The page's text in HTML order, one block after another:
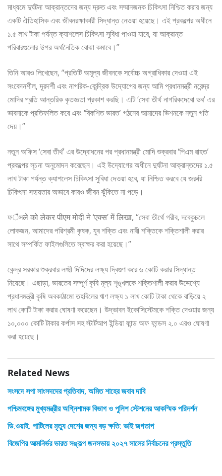
মাধ্যমে দুর্ঘটনা আক্রান্তদের জন্য দ্রুত এবং সম্মানজনক চিকিৎসা নিশ্চিত করার জন্য
একটি ঐতিহাসিক এবং জীবনরক্ষাকারী সিদ্ধান্ত নেওয়া হয়েছে। এই প্রকল্পের অধীনে
১.৫ লাখ টাকা পর্যন্ত ক্যাশলেস চিকিৎসা সুবিধা পাওয়া যাবে, যা আক্রান্ত
পরিবারগুলোর উপর অর্থনৈতিক বোঝা কমাবে।”
তিনি আরও লিখেছেন, “প্রতিটি অমূল্য জীবনকে সর্বোচ্চ অগ্রাধিকার দেওয়া এই
সংবেদনশীল, দূরদর্শী এবং নাগরিক-কেন্দ্রিক উদ্যোগের জন্য আমি প্রধানমন্ত্রী নরেন্দ্র
মোদির প্রতি আন্তরিক কৃতজ্ঞতা প্রকাশ করছি। এটি ‘সেবা তীর্থ নাগরিকদেবো ভব’ এর
ভাবনাকে প্রতিফলিত করে এবং ‘বিকশিত ভারত’ গঠনের আমাদের ভিশনকে নতুন গতি
দেয়।”
নতুন অফিস ‘সেবা তীর্থ’ এর উদ্বোধনের পর প্রধানমন্ত্রী মোদি শুক্রবার ‘পিএম রাহত’
প্রকল্পের সূচনা অনুমোদন করেছেন। এই উদ্যোগের অধীনে দুর্ঘটনা আক্রান্তদের ১.৫
লাখ টাকা পর্যন্ত ক্যাশলেস চিকিৎসা সুবিধা দেওয়া হবে, যা নিশ্চিত করবে যে জরুরি
চিকিৎসা সহায়তার অভাবে কারও জীবন ঝুঁকিতে না পড়ে।
ফैসले को लेकर पीएम मोदी ने ‘एक्स’ में लिखा, “সেবা তীর্থে গরীব, দবেকুচলে
লোকজন, আমাদের পরিশ্রমী কৃষক, যুব শক্তি এবং নারী শক্তিকে শক্তিশালী করার
সাথে সম্পর্কিত ফাইলগুলিতে স্বাক্ষর করা হয়েছে।”
কেন্দ্র সরকার শুক্রবার লক্ষ্মী দিদিদের লক্ষ্য দ্বিগুণ করে ৬ কোটি করার সিদ্ধান্ত
নিয়েছে। এছাড়া, ভারতের সম্পূর্ণ কৃষি মূল্য শৃঙ্খলকে শক্তিশালী করার উদ্দেশ্যে
প্রধানমন্ত্রী কৃষি অবকাঠামো তহবিলের ঋণ লক্ষ্য ১ লাখ কোটি টাকা থেকে বাড়িয়ে ২
লাখ কোটি টাকা করার ঘোষণা করেছেন। উদ্ভাবন ইকোসিস্টেমকে শক্তি দেওয়ার জন্য
১০,০০০ কোটি টাকার কর্পাস সহ স্টার্টআপ ইন্ডিয়া ফান্ড অফ ফান্ডস ২.০ এরও ঘোষণা
করা হয়েছে।
Related News
সংসদে সপা সাংসদদের প্রতিবাদ, অমিত শাহের জবাব দাবি
পশ্চিমবঙ্গের মুখ্যমন্ত্রীর অগ্নিশামক বিভাগ ও পুলিশ স্টেশনের আকস্মিক পরিদর্শন
ডি.ওয়াই. পাটিলের মৃত্যু দেশের জন্য বড় ক্ষতি: ভাই জগতাপ
বিজেপির আত্মনির্ভর ভারত সঙ্কল্প জনসভায় ২০২৭ সালের নির্বাচনের প্রস্তুতি